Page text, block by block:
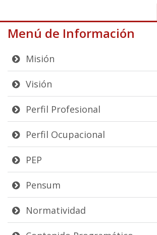
Menú de Información
Misión
Visión
Perfil Profesional
Perfil Ocupacional
PEP
Pensum
Normatividad